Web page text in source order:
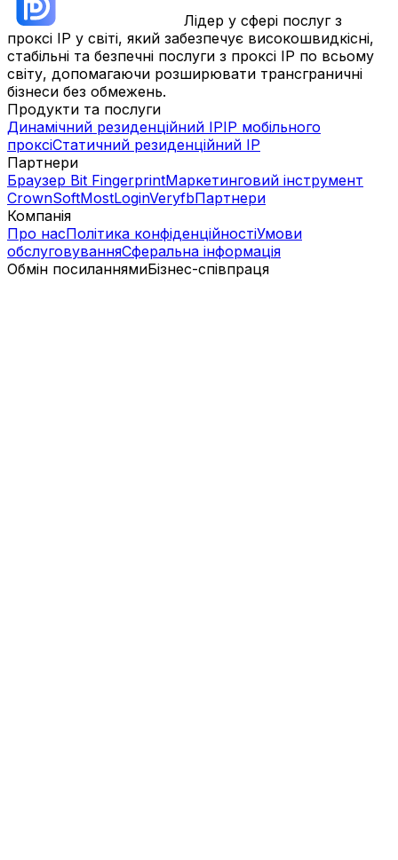
Лідер у сфері послуг з
проксі IP у світі, який забезпечує високошвидкісні,
стабільні та безпечні послуги з проксі IP по всьому
світу, допомагаючи розширювати трансграничні
бізнеси без обмежень.
Продукти та послуги
Динамічний резиденційний IPIP мобільного
проксіСтатичний резиденційний IP
Партнери
Браузер Bit FingerprintМаркетинговий інструмент
CrownSoftMostLoginVeryfbПартнери
Компанія
Про насПолітика конфіденційностіУмови
обслуговуванняСферальна інформація
Обмін посиланнямиБізнес-співпраця